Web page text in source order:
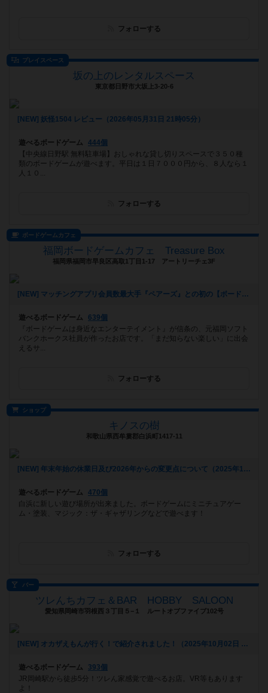
フォローする
プレイスペース
坂の上のレンタルスペース
東京都日野市大坂上3-20-6
[NEW] 妖怪1504 レビュー（2026年05月31日 21時05分）
遊べるボードゲーム
444個
【中央線日野駅 無料駐車場】おしゃれな貸し切りスペースで３５０種
類のボードゲームが遊べます。平日は１日７０００円から、８人なら１
人１０...
フォローする
ボードゲームカフェ
福岡ボードゲームカフェ Treasure Box
福岡県福岡市早良区高取1丁目1-17 アートリーチェ3F
[NEW] マッチングアプリ会員数最大手『ペアーズ』との初の【ボードゲームマッチングイベント】開催決定‼️（2026年01月06日 16時43分）
遊べるボードゲーム
639個
『ボードゲームは身近なエンターテイメント』が信条の、元福岡ソフト
バンクホークス社員が作ったお店です。「まだ知らない楽しい」に出会
えるサ...
フォローする
ショップ
キノスの樹
和歌山県西牟婁郡白浜町1417-11
[NEW] 年末年始の休業日及び2026年からの変更点について（2025年11月19日 15時50分）
遊べるボードゲーム
470個
白浜に新しい遊び場所が出来ました。ボードゲームにミニチュアゲー
ム・塗装、マジック：ザ・ギャザリングなどで遊べます！
フォローする
バー
ツレんちカフェ＆BAR HOBBY SALOON
愛知県岡崎市羽根西３丁目５−１ ルートオブファイブ102号
[NEW] オカザえもんが行く！で紹介されました！（2025年10月02日 18時35分）
遊べるボードゲーム
393個
JR岡崎駅から徒歩5分！ツレん家感覚で遊べるお店。VR等もあります
よ！